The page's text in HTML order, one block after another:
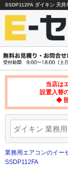
SSDP112FA ダイキン 天井
当店は
設置入替
◆
業務用エアコンのイー
SSDP112FA